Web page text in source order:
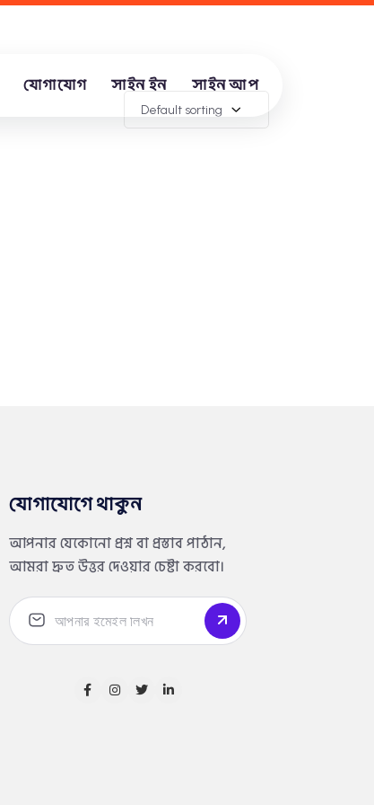
যোগাযোগ সাইন ইন সাইন আপ
Default sorting
যোগাযোগে থাকুন
আপনার যেকোনো প্রশ্ন বা প্রস্তাব পাঠান,
আমরা দ্রুত উত্তর দেওয়ার চেষ্টা করবো।